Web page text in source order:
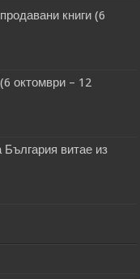
книги (6
октомври – 12
витае из